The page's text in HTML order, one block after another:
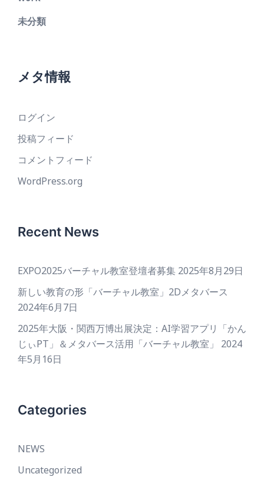
未分類
メタ情報
ログイン
投稿フィード
コメントフィード
WordPress.org
Recent News
EXPO2025バーチャル教室登壇者募集 2025年8月29日
新しい教育の形「バーチャル教室」2Dメタバース
2024年6月7日
2025年大阪・関西万博出展決定：AI学習アプリ「かん
じぃPT」＆メタバース活用「バーチャル教室」
2024
年5月16日
Categories
NEWS
Uncategorized